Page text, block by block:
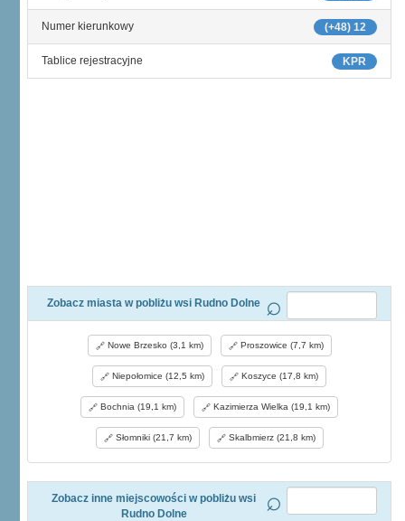
(+48) 12
Numer kierunkowy
KPR
Tablice rejestracyjne
Zobacz miasta w pobliżu wsi Rudno Dolne
Nowe Brzesko (3,1 km) Proszowice (7,7 km)
Niepołomice (12,5 km) Koszyce (17,8 km)
Bochnia (19,1 km) Kazimierza Wielka (19,1 km)
Słomniki (21,7 km) Skalbmierz (21,8 km)
Zobacz inne miejscowości w pobliżu wsi
Rudno Dolne